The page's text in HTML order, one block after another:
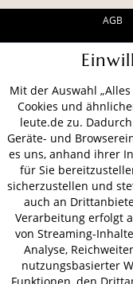
AGB
* Alle Preise inkl.
Mit der Auswahl
Cookies und
leute.de zu.
Geräte- und
es uns, anhand ihrer
für Sie
sicherzustellen und
auch an
Verarbeitung erfolgt
von Streaming-
Analyse,
nutzungsbasierter